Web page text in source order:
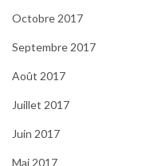
Octobre 2017
Septembre 2017
Août 2017
Juillet 2017
Juin 2017
Mai 2017